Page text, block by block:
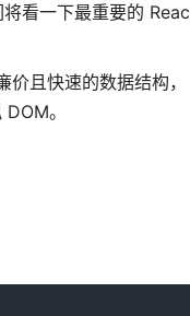
看一下最重要的 Reac
且快速的数据结构，
。